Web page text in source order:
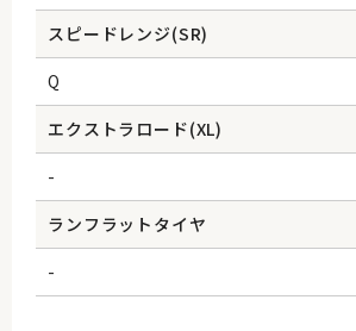
スピードレンジ(SR)
Q
エクストラロード(XL)
-
ランフラットタイヤ
-